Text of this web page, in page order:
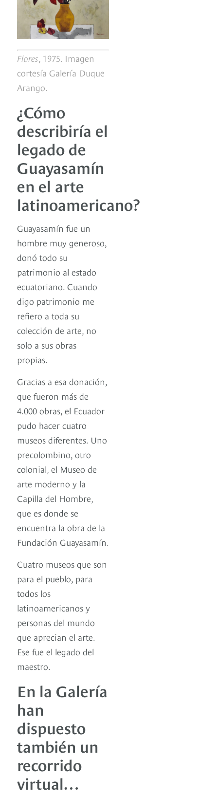
Flores , 1975. Imagen
cortesía Galería Duque
Arango.
¿Cómo
describiría el
legado de
Guayasamín
en el arte
latinoamericano?
Guayasamín fue un
hombre muy generoso,
donó todo su
patrimonio al estado
ecuatoriano. Cuando
digo patrimonio me
refiero a toda su
colección de arte, no
solo a sus obras
propias.
Gracias a esa donación,
que fueron más de
4.000 obras, el Ecuador
pudo hacer cuatro
museos diferentes. Uno
precolombino, otro
colonial, el Museo de
arte moderno y la
Capilla del Hombre,
que es donde se
encuentra la obra de la
Fundación Guayasamín.
Cuatro museos que son
para el pueblo, para
todos los
latinoamericanos y
personas del mundo
que aprecian el arte.
Ese fue el legado del
maestro.
En la Galería
han
dispuesto
también un
recorrido
virtual…